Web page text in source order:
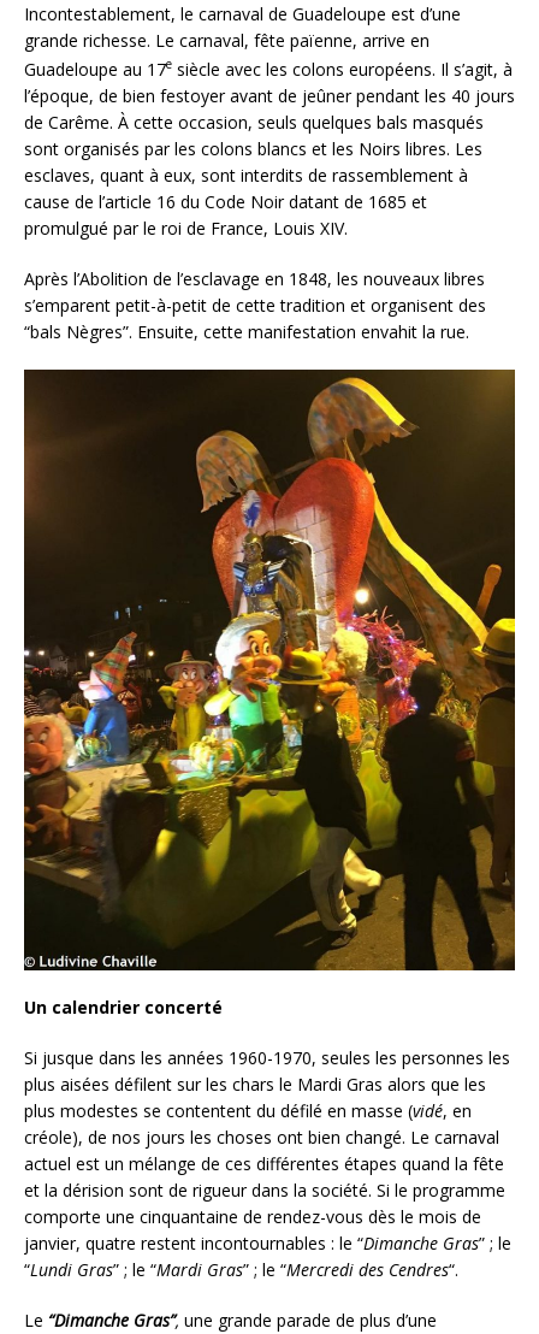
Incontestablement, le carnaval de Guadeloupe est d’une
grande richesse. Le carnaval, fête païenne, arrive en
Guadeloupe au 17e siècle avec les colons européens. Il s’agit, à
l’époque, de bien festoyer avant de jeûner pendant les 40 jours
de Carême. À cette occasion, seuls quelques bals masqués
sont organisés par les colons blancs et les Noirs libres. Les
esclaves, quant à eux, sont interdits de rassemblement à
cause de l’article 16 du Code Noir datant de 1685 et
promulgué par le roi de France, Louis XIV.
Après l’Abolition de l’esclavage en 1848, les nouveaux libres
s’emparent petit-à-petit de cette tradition et organisent des
“bals Nègres”. Ensuite, cette manifestation envahit la rue.
Un calendrier concerté
Si jusque dans les années 1960-1970, seules les personnes les
plus aisées défilent sur les chars le Mardi Gras alors que les
plus modestes se contentent du défilé en masse (vidé, en
créole), de nos jours les choses ont bien changé. Le carnaval
actuel est un mélange de ces différentes étapes quand la fête
et la dérision sont de rigueur dans la société. Si le programme
comporte une cinquantaine de rendez-vous dès le mois de
janvier, quatre restent incontournables : le “Dimanche Gras” ; le
“Lundi Gras” ; le “Mardi Gras” ; le “Mercredi des Cendres“.
Le “Dimanche Gras”, une grande parade de plus d’une